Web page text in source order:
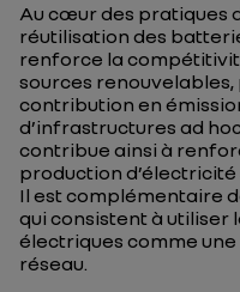
Au cœur des pratiques
réutilisation des
renforce la
sources renouvelables,
contribution en
d’infrastructures ad
contribue ainsi à
production
Il est complémentaire
qui consistent à utiliser
électriques comme
réseau.